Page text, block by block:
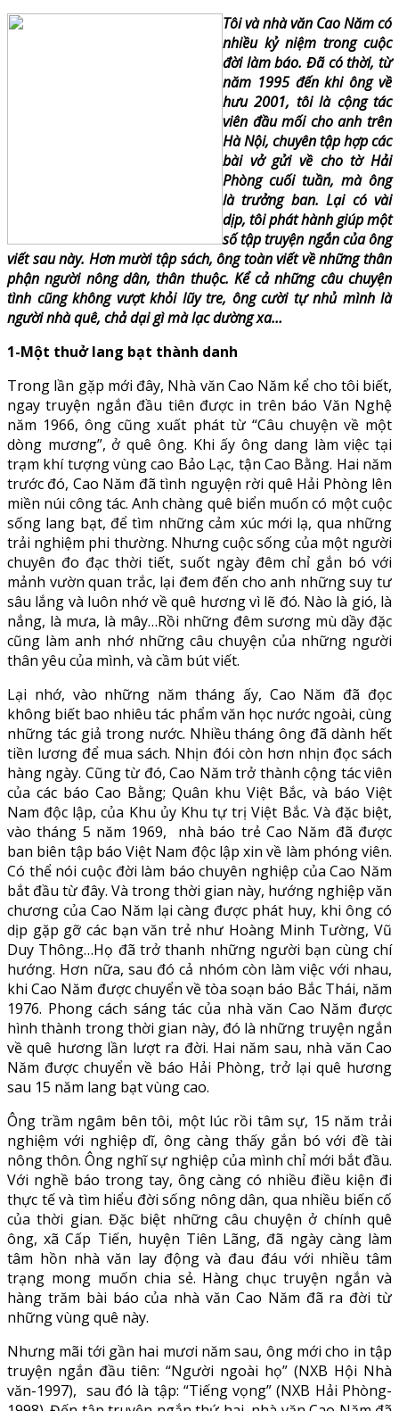
Tôi và nhà văn Cao Năm có
nhiều kỷ niệm trong cuộc
đời làm báo. Đã có thời, từ
năm 1995 đến khi ông về
hưu 2001, tôi là cộng tác
viên đầu mối cho anh trên
Hà Nội, chuyên tập hợp các
bài vở gửi về cho tờ Hải
Phòng cuối tuần, mà ông
là trưởng ban. Lại có vài
dịp, tôi phát hành giúp một
số tập truyện ngắn của ông
viết sau này. Hơn mười tập sách, ông toàn viết về những thân
phận người nông dân, thân thuộc. Kể cả những câu chuyện
tình cũng không vượt khỏi lũy tre, ông cười tự nhủ mình là
người nhà quê, chả dại gì mà lạc dường xa…
1-Một thuở lang bạt thành danh
Trong lần gặp mới đây, Nhà văn Cao Năm kể cho tôi biết,
ngay truyện ngắn đầu tiên được in trên báo Văn Nghệ
năm 1966, ông cũng xuất phát từ “Câu chuyện về một
dòng mương”, ở quê ông. Khi ấy ông dang làm việc tại
trạm khí tượng vùng cao Bảo Lạc, tận Cao Bằng. Hai năm
trước đó, Cao Năm đã tình nguyện rời quê Hải Phòng lên
miền núi công tác. Anh chàng quê biển muốn có một cuộc
sống lang bạt, để tìm những cảm xúc mới lạ, qua những
trải nghiệm phi thường. Nhưng cuộc sống của một người
chuyên đo đạc thời tiết, suốt ngày đêm chỉ gắn bó với
mảnh vườn quan trắc, lại đem đến cho anh những suy tư
sâu lắng và luôn nhớ về quê hương vì lẽ đó. Nào là gió, là
nắng, là mưa, là mây…Rồi những đêm sương mù dầy đặc
cũng làm anh nhớ những câu chuyện của những người
thân yêu của mình, và cầm bút viết.
Lại nhớ, vào những năm tháng ấy, Cao Năm đã đọc
không biết bao nhiêu tác phẩm văn học nước ngoài, cùng
những tác giả trong nước. Nhiều tháng ông đã dành hết
tiền lương để mua sách. Nhịn đói còn hơn nhịn đọc sách
hàng ngày. Cũng từ đó, Cao Năm trở thành cộng tác viên
của các báo Cao Bằng; Quân khu Việt Bắc, và báo Việt
Nam độc lập, của Khu ủy Khu tự trị Việt Bắc. Và đặc biệt,
vào tháng 5 năm 1969, nhà báo trẻ Cao Năm đã được
ban biên tập báo Việt Nam độc lập xin về làm phóng viên.
Có thể nói cuộc đời làm báo chuyên nghiệp của Cao Năm
bắt đầu từ đây. Và trong thời gian này, hướng nghiệp văn
chương của Cao Năm lại càng được phát huy, khi ông có
dịp gặp gỡ các bạn văn trẻ như Hoàng Minh Tường, Vũ
Duy Thông…Họ đã trở thanh những người bạn cùng chí
hướng. Hơn nữa, sau đó cả nhóm còn làm việc với nhau,
khi Cao Năm được chuyển về tòa soạn báo Bắc Thái, năm
1976. Phong cách sáng tác của nhà văn Cao Năm được
hình thành trong thời gian này, đó là những truyện ngắn
về quê hương lần lượt ra đời. Hai năm sau, nhà văn Cao
Năm được chuyển về báo Hải Phòng, trở lại quê hương
sau 15 năm lang bạt vùng cao.
Ông trầm ngâm bên tôi, một lúc rồi tâm sự, 15 năm trải
nghiệm với nghiệp dĩ, ông càng thấy gắn bó với đề tài
nông thôn. Ông nghĩ sự nghiệp của mình chỉ mới bắt đầu.
Với nghề báo trong tay, ông càng có nhiều điều kiện đi
thực tế và tìm hiểu đời sống nông dân, qua nhiều biến cố
của thời gian. Đặc biệt những câu chuyện ở chính quê
ông, xã Cấp Tiến, huyện Tiên Lãng, đã ngày càng làm
tâm hồn nhà văn lay động và đau đáu với nhiều tâm
trạng mong muốn chia sẻ. Hàng chục truyện ngắn và
hàng trăm bài báo của nhà văn Cao Năm đã ra đời từ
những vùng quê này.
Nhưng mãi tới gần hai mươi năm sau, ông mới cho in tập
truyện ngắn đầu tiên: “Người ngoài họ” (NXB Hội Nhà
văn-1997), sau đó là tập: “Tiếng vọng” (NXB Hải Phòng-